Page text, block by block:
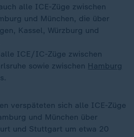
alle ICE-Züge zwischen
und München, die über
Kassel, Würzburg und
ICE/IC-Züge zwischen
sowie zwischen Hamburg
verspäteten sich alle ICE-Züge
und München über
und Stuttgart um etwa 20